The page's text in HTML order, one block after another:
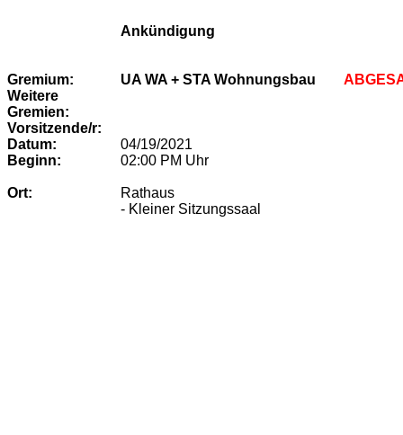
Ankündigung
Gremium: UA WA + STA Wohnungsbau
Weitere
Gremien:
Vorsitzende/r:
Datum:
04/19/2021
Beginn:
02:00 PM Uhr
Ort:
Rathaus
- Kleiner Sitzungssaal